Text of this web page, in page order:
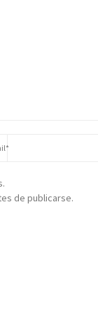
de publicarse.